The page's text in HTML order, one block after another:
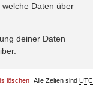
Daten über
deiner Daten
Alle Zeiten sind UTC
löschen